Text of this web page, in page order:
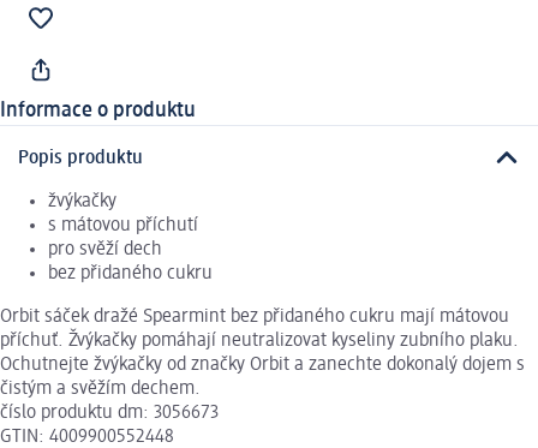
Informace o produktu
Popis produktu
žvýkačky
s mátovou příchutí
pro svěží dech
bez přidaného cukru
Orbit sáček dražé Spearmint bez přidaného cukru mají mátovou
příchuť. Žvýkačky pomáhají neutralizovat kyseliny zubního plaku.
Ochutnejte žvýkačky od značky Orbit a zanechte dokonalý dojem s
čistým a svěžím dechem.
číslo produktu dm: 3056673
GTIN: 4009900552448